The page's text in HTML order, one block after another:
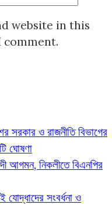
website in this
সরকার ও রাজনীতি বিভাগের
ঘোষণা
আগমন, নিকলীতে বিএনপির
সংবর্ধনা ও